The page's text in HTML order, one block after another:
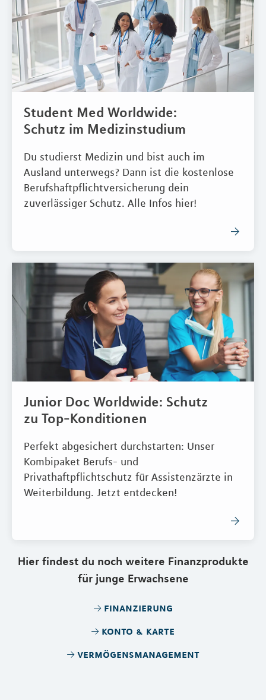
Student Med Worldwide:
Schutz im Medizinstudium
Du studierst Medizin und bist auch im
Ausland unterwegs? Dann ist die kostenlose
Berufshaftpflichtversicherung dein
zuverlässiger Schutz. Alle Infos hier!
Junior Doc Worldwide: Schutz
zu Top-Konditionen
Perfekt abgesichert durchstarten: Unser
Kombipaket Berufs- und
Privathaftpflichtschutz für Assistenzärzte in
Weiterbildung. Jetzt entdecken!
Hier findest du noch weitere Finanzprodukte
für junge Erwachsene
finanzierung
konto & karte
vermögensmanagement